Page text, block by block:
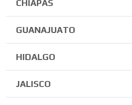
CHIAPAS
GUANAJUATO
HIDALGO
JALISCO